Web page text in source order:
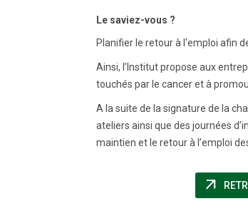
Le saviez-vous ?
Planifier le retour à l'emploi afin
Ainsi, l’Institut propose aux
touchés par le cancer et à
A la suite de la signature de la
ateliers ainsi que des journées
maintien et le retour à l’emploi
arrow_outward